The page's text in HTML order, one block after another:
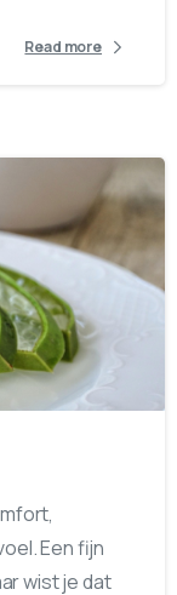
Read more
0
Een fijn
wist je dat